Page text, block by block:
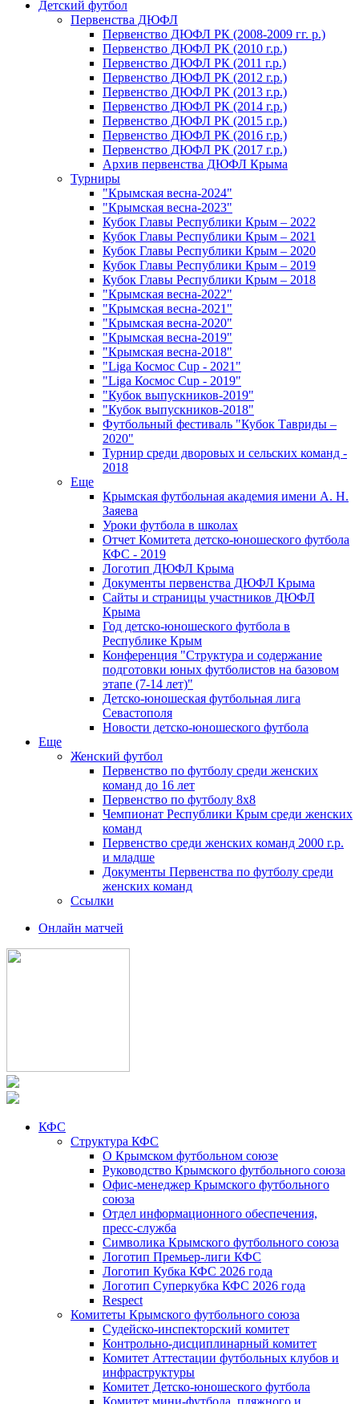
Детский футбол
Первенства ДЮФЛ
Первенство ДЮФЛ РК (2008-2009 гг. р.)
Первенство ДЮФЛ РК (2010 г.р.)
Первенство ДЮФЛ РК (2011 г.р.)
Первенство ДЮФЛ РК (2012 г.р.)
Первенство ДЮФЛ РК (2013 г.р.)
Первенство ДЮФЛ РК (2014 г.р.)
Первенство ДЮФЛ РК (2015 г.р.)
Первенство ДЮФЛ РК (2016 г.р.)
Первенство ДЮФЛ РК (2017 г.р.)
Архив первенства ДЮФЛ Крыма
Турниры
"Крымская весна-2024"
"Крымская весна-2023"
Кубок Главы Республики Крым – 2022
Кубок Главы Республики Крым – 2021
Кубок Главы Республики Крым – 2020
Кубок Главы Республики Крым – 2019
Кубок Главы Республики Крым – 2018
"Крымская весна-2022"
"Крымская весна-2021"
"Крымская весна-2020"
"Крымская весна-2019"
"Крымская весна-2018"
"Liga Космос Cup - 2021"
"Liga Космос Cup - 2019"
"Кубок выпускников-2019"
"Кубок выпускников-2018"
Футбольный фестиваль "Кубок Тавриды –
2020"
Турнир среди дворовых и сельских команд -
2018
Еще
Крымская футбольная академия имени А. Н.
Заяева
Уроки футбола в школах
Отчет Комитета детско-юношеского футбола
КФС - 2019
Логотип ДЮФЛ Крыма
Документы первенства ДЮФЛ Крыма
Сайты и страницы участников ДЮФЛ
Крыма
Год детско-юношеского футбола в
Республике Крым
Конференция "Структура и содержание
подготовки юных футболистов на базовом
этапе (7-14 лет)"
Детско-юношеская футбольная лига
Севастополя
Новости детско-юношеского футбола
Еще
Женский футбол
Первенство по футболу среди женских
команд до 16 лет
Первенство по футболу 8х8
Чемпионат Республики Крым среди женских
команд
Первенство среди женских команд 2000 г.р.
и младше
Документы Первенства по футболу среди
женских команд
Ссылки
Онлайн матчей
КФС
Структура КФС
О Крымском футбольном союзе
Руководство Крымского футбольного союза
Офис-менеджер Крымского футбольного
союза
Отдел информационного обеспечения,
пресс-служба
Символика Крымского футбольного союза
Логотип Премьер-лиги КФС
Логотип Кубка КФС 2026 года
Логотип Суперкубка КФС 2026 года
Respect
Комитеты Крымского футбольного союза
Судейско-инспекторский комитет
Контрольно-дисциплинарный комитет
Комитет Аттестации футбольных клубов и
инфраструктуры
Комитет Детско-юношеского футбола
Комитет мини-футбола, пляжного и